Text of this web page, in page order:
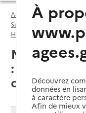
Accueil
Espace
Services autonomie à
Haute-Garonne (31)
Montastruc-
: liste des 2
domicile
À
Découvrez
données en
à caractère
Afin de mieux